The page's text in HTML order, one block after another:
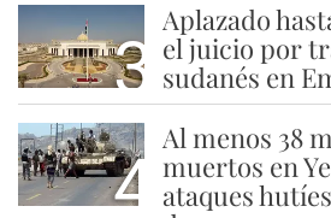
3
Aplazado
el juicio por
sudanés en
4
Al menos 38
muertos en
ataques